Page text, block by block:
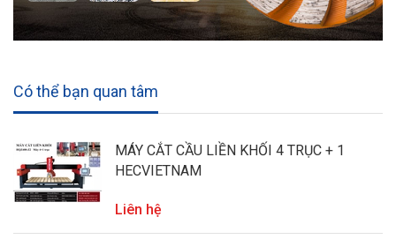
Có thể bạn quan tâm
MÁY CẮT CẦU LIỀN KHỐI 4 TRỤC + 1
HECVIETNAM
Liên hệ